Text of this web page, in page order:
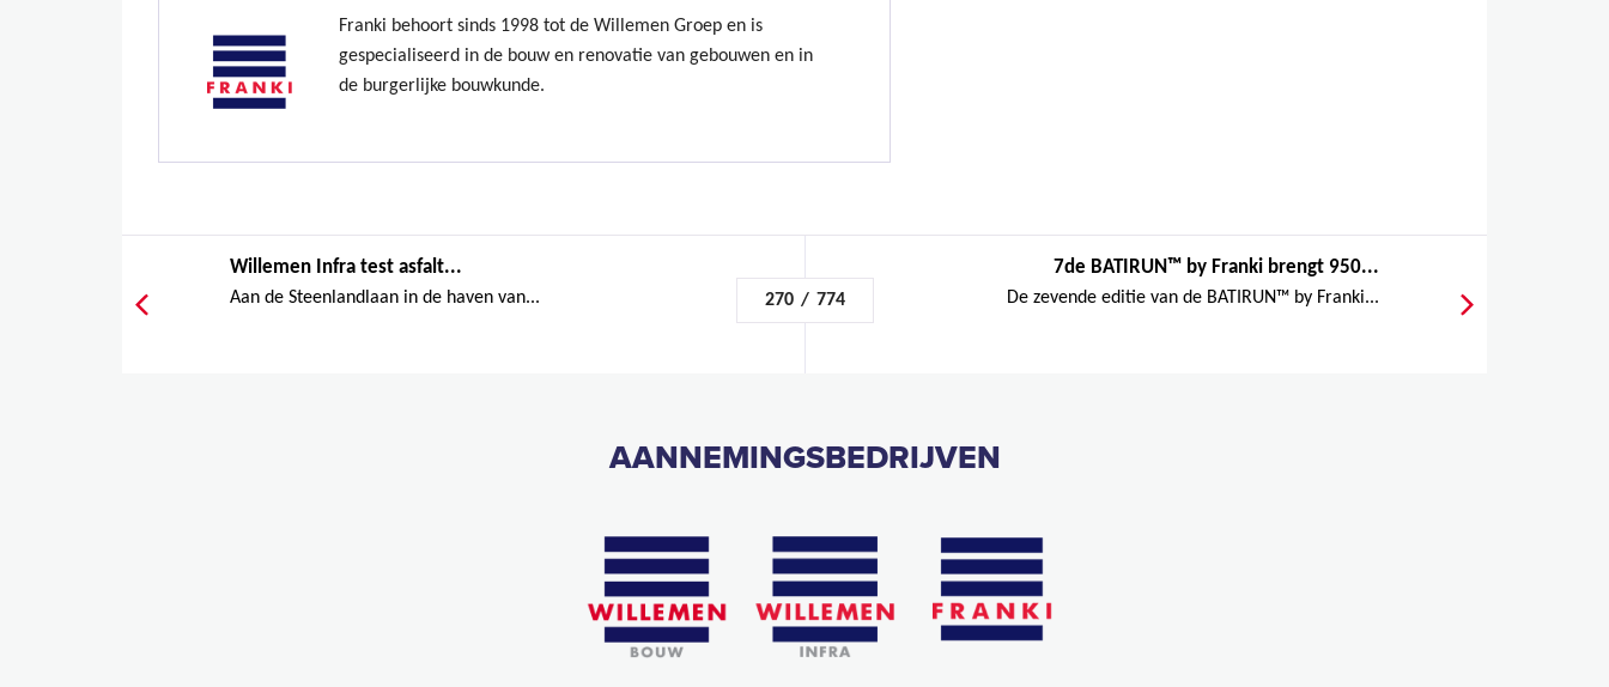
Franki behoort sinds 1998 tot de Willemen Groep en is
gespecialiseerd in de bouw en renovatie van gebouwen en in
de burgerlijke bouwkunde.
Willemen Infra test asfalt...
Aan de Steenlandlaan in de haven van... 270 / 774
7de BATIRUN™ by Franki brengt 950...
De zevende editie van de BATIRUN™ by Franki...
AANNEMINGSBEDRIJVEN